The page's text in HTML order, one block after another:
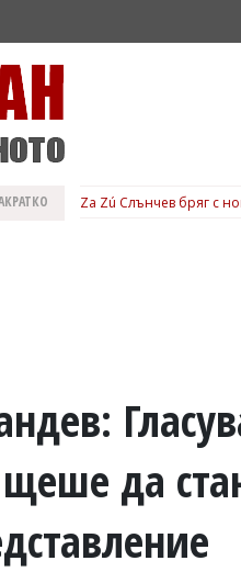
Za Zú Слънчев бряг с
да